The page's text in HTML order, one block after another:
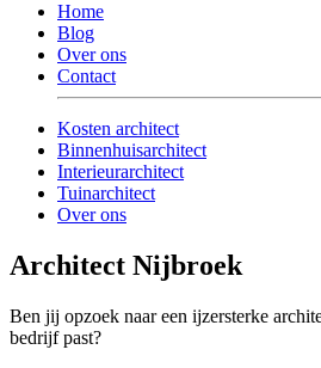
Home
Blog
Over ons
Contact
Kosten architect
Binnenhuisarchitect
Interieurarchitect
Tuinarchitect
Over ons
Architect Nijbroek
Ben jij opzoek naar een ijzersterke
bedrijf past?